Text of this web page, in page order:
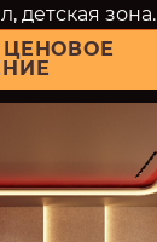
детская зона.